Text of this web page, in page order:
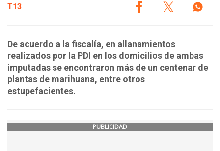
T13
De acuerdo a la fiscalía, en allanamientos
realizados por la PDI en los domicilios de ambas
imputadas se encontraron más de un centenar de
plantas de marihuana, entre otros
estupefacientes.
PUBLICIDAD